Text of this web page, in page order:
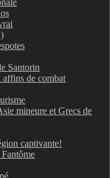
Santorin
affins de combat
mineure et Grecs de
captivante!